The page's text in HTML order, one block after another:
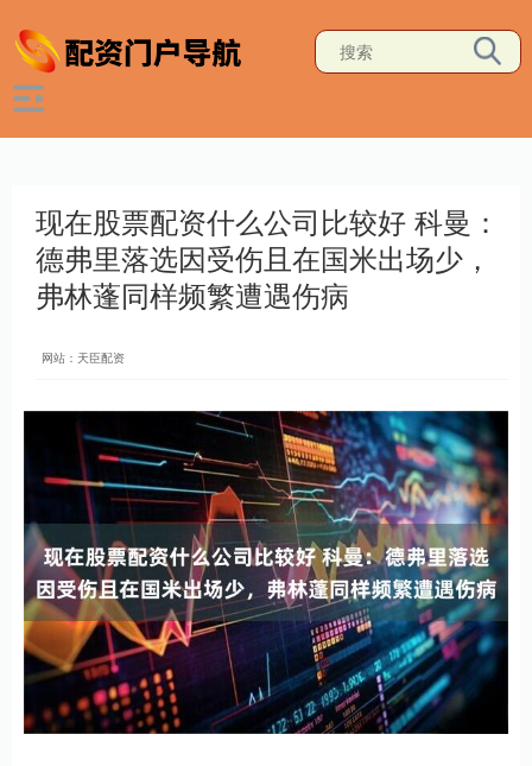
现在股票配资什么公司比较好 科曼：
德弗里落选因受伤且在国米出场少，
弗林蓬同样频繁遭遇伤病
网站：天臣配资